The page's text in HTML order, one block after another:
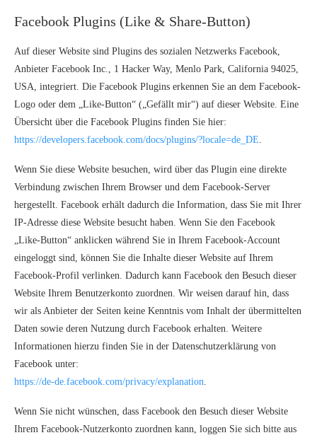
Facebook Plugins (Like & Share-Button)
Auf dieser Website sind Plugins des sozialen Netzwerks Facebook,
Anbieter Facebook Inc., 1 Hacker Way, Menlo Park, California 94025,
USA, integriert. Die Facebook Plugins erkennen Sie an dem Facebook-
Logo oder dem „Like-Button“ („Gefällt mir“) auf dieser Website. Eine
Übersicht über die Facebook Plugins finden Sie hier:
https://developers.facebook.com/docs/plugins/?locale=de_DE.
Wenn Sie diese Website besuchen, wird über das Plugin eine direkte
Verbindung zwischen Ihrem Browser und dem Facebook-Server
hergestellt. Facebook erhält dadurch die Information, dass Sie mit Ihrer
IP-Adresse diese Website besucht haben. Wenn Sie den Facebook
„Like-Button“ anklicken während Sie in Ihrem Facebook-Account
eingeloggt sind, können Sie die Inhalte dieser Website auf Ihrem
Facebook-Profil verlinken. Dadurch kann Facebook den Besuch dieser
Website Ihrem Benutzerkonto zuordnen. Wir weisen darauf hin, dass
wir als Anbieter der Seiten keine Kenntnis vom Inhalt der übermittelten
Daten sowie deren Nutzung durch Facebook erhalten. Weitere
Informationen hierzu finden Sie in der Datenschutzerklärung von
Facebook unter:
https://de-de.facebook.com/privacy/explanation.
Wenn Sie nicht wünschen, dass Facebook den Besuch dieser Website
Ihrem Facebook-Nutzerkonto zuordnen kann, loggen Sie sich bitte aus